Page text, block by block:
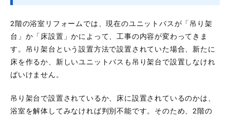
2階の浴室リフォームでは、現在のユニットバスが「吊り架
台」か「床設置」かによって、工事の内容が変わってきま
す。吊り架台という設置方法で設置されていた場合、新たに
床を作るか、新しいユニットバスも吊り架台で設置しなけれ
ばいけません。
吊り架台で設置されているか、床に設置されているのかは、
浴室を解体してみなければ判別不能です。そのため、2階の